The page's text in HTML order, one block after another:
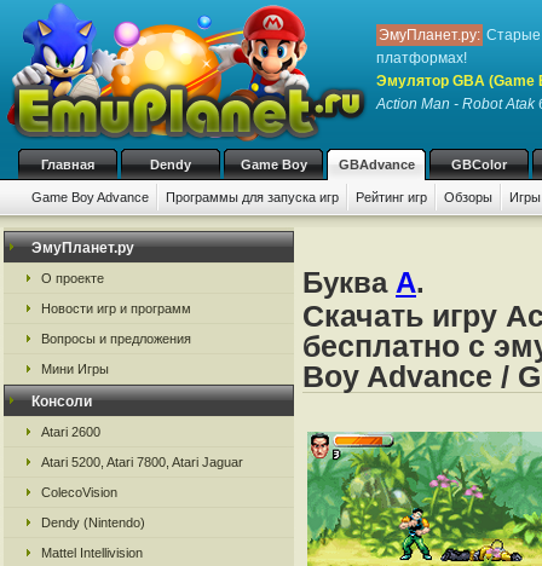
ЭмуПланет.ру: Старые
платформах!
Эмулятор GBA (Game
Action Man - Robot Atak
Главная Dendy Game Boy GBAdvance GBColor
Game Boy Advance Программы для запуска игр Рейтинг игр Обзоры
ЭмуПланет.ру
О проекте
Новости игр и программ
Вопросы и предложения
Мини Игры
Консоли
Atari 2600
Atari 5200, Atari 7800, Atari Jaguar
ColecoVision
Dendy (Nintendo)
Mattel Intellivision
Буква A.
Скачать игру
бесплатно с
Boy Advance /